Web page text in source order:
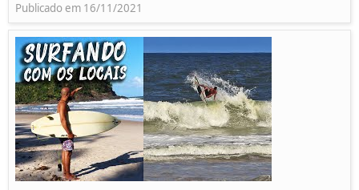
Publicado em 16/11/2021